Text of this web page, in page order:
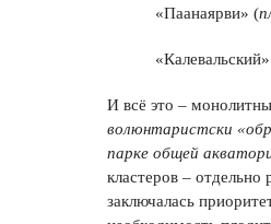
«Паанаярви» (
«Калевальский»
И всё это –
волюнтаристски
парке общей
кластеров –
заключалась